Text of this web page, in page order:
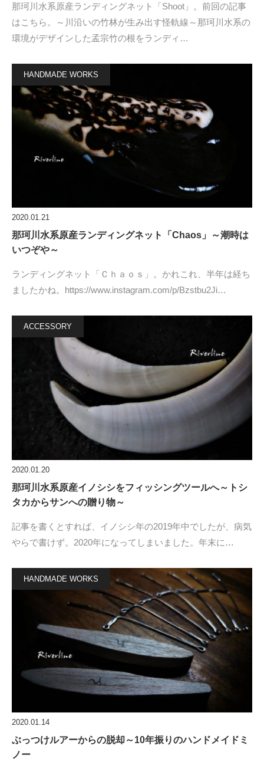
那珂川水系原産ランディングネット「Shoot」。前回の記事
はこちら。～川沿いの竹林が生み出す怪軌線～那珂川水系の
環境がデザインした孟宗竹の根をランディ…
HANDMADE WORKS
2020.01.21
那珂川水系原産ランディングネット「Chaos」～潮時は
いつぞや～
ランディングネット「Ｃｈａｏｓ」。かれこれ、半年は経ち
ましたかね。https://www.instagram.com/p/Bzstbu2Ji…
ACCESSORY
2020.01.20
那珂川水系原産イノシシをフィッシングツールへ～トシ
タカからサンへの贈り物～
記事を書くとすれば、イノシシ年の2019年中でしたが、病気
やらで書けず。2020年になってしまいました。年末に…
HANDMADE WORKS
2020.01.14
ぶっつけルアーからの脱却～10年振りのハンドメイドミ
ノー